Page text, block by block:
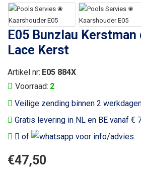
E05 Bunzlau
Lace Kerst
Veilige zending binnen 2
Gratis levering in NL en BE vanaf €
of
voor info/advies.
Voorraad: 2
Artikel nr: E05 884X
€47,50